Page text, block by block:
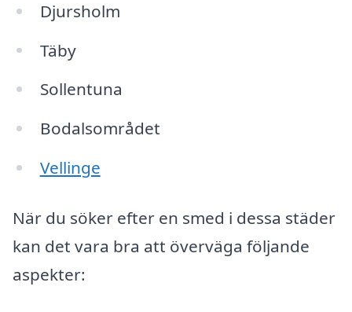
Djursholm
Täby
Sollentuna
Bodalsområdet
Vellinge
När du söker efter en smed i dessa städer
kan det vara bra att överväga följande
aspekter: